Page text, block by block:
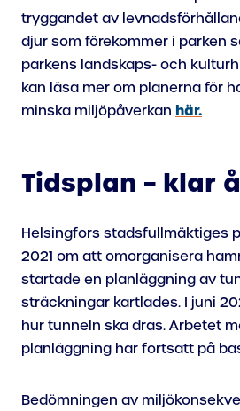
tryggandet av
djur som förekommer i parken
parkens landskaps- och
kan läsa mer om planerna för
minska miljöpåverkan här.
Tidsplan – klar
Helsingfors stadsfullmäktiges
2021 om att omorganisera
startade en planläggning av
sträckningar kartlades. I juni
hur tunneln ska dras. Arbetet
planläggning har fortsatt på
Bedömningen av